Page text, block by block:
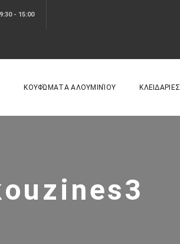
- 15:00
ΚΟΥΦΏΜΑΤΑ ΑΛΟΥΜΙΝΊΟΥ ΚΛΕΙΔΑΡΙΕΣ